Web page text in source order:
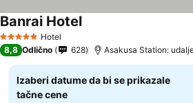
5 ZvezdiceHotel
Banrai Hotel
8,8 Odlično 628 Asakusa Station:
Izaberi datume da bi se prikazale
tačne cene